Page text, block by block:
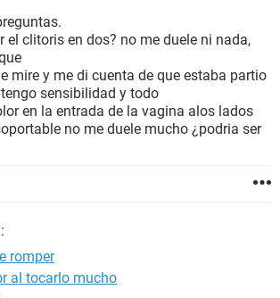
el clitoris en dos? no me duele ni nada,
mire y me di cuenta de que estaba partio
sensibilidad y todo
en la entrada de la vagina alos lados
no me duele mucho ¿podria ser
romper
al tocarlo mucho